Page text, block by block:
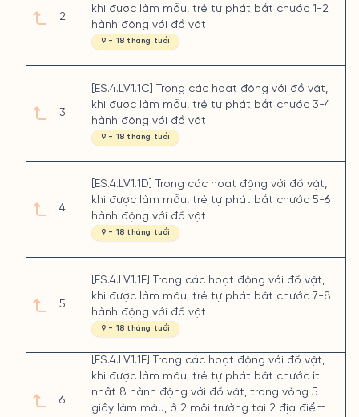
2
3
4
5
6
khi được làm mẫu, trẻ tự phát bắt chước 1-2
hành động với đồ vật
9 - 18 tháng tuổi
[ES.4.LV1.1C] Trong các hoạt động với đồ vật,
khi được làm mẫu, trẻ tự phát bắt chước 3-4
hành động với đồ vật
9 - 18 tháng tuổi
[ES.4.LV1.1D] Trong các hoạt động với đồ vật,
khi được làm mẫu, trẻ tự phát bắt chước 5-6
hành động với đồ vật
9 - 18 tháng tuổi
[ES.4.LV1.1E] Trong các hoạt động với đồ vật,
khi được làm mẫu, trẻ tự phát bắt chước 7-8
hành động với đồ vật
9 - 18 tháng tuổi
[ES.4.LV1.1F] Trong các hoạt động với đồ vật,
khi được làm mẫu, trẻ tự phát bắt chước ít
nhât 8 hành động với đồ vật, trong vòng 5
giây làm mẫu, ở 2 môi trường tại 2 địa điểm